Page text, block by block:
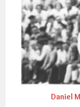
Daniel